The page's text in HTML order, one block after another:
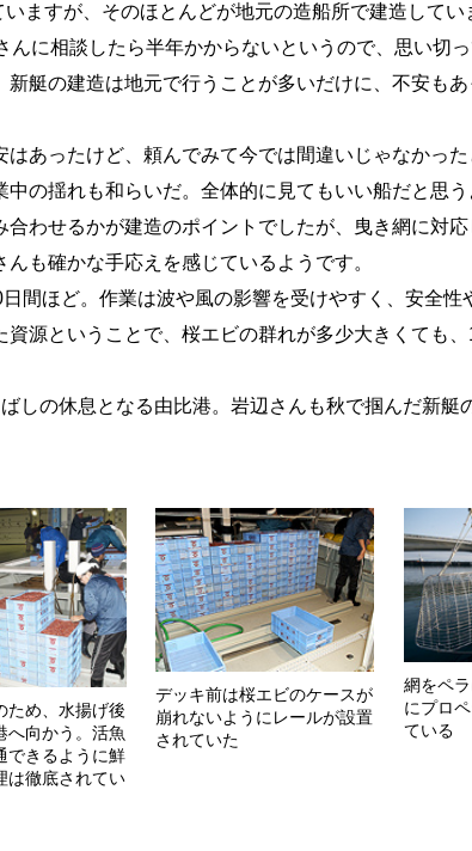
ますが、そのほとんどが地元の造船所で建造してい
に相談したら半年かからないというので、思い切っ
艇の建造は地元で行うことが多いだけに、不安も
あったけど、頼んでみて今では間違いじゃなかっ
の揺れも和らいだ。全体的に見てもいい船だと思う
わせるかが建造のポイントでしたが、曳き網に対
も確かな手応えを感じているようです。
間ほど。作業は波や風の影響を受けやすく、安全性
源ということで、桜エビの群れが多少大きくても
の休息となる由比港。岩辺さんも秋で掴んだ新艇
ため、水揚げ後
へ向かう。活魚
できるように鮮
は徹底されてい
デッキ前は桜エビのケースが
崩れないようにレールが設置
されていた
網をペ
にプロ
ている